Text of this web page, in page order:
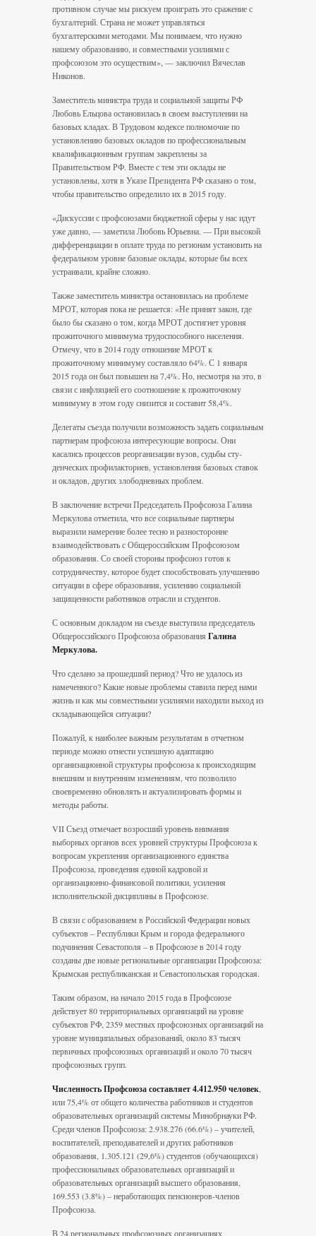
противном случае мы рискуем проиграть это сражение с
бухгалтерий. Страна не мо­жет управляться
бухгалтерскими мето­дами. Мы понимаем, что нужно
нашему образованию, и совместными усилиями с
профсоюзом это осуществим», — заключил Вячеслав
Никонов.
Заместитель министра труда и социальной защиты РФ
Любовь Ельцова остановилась в своем выступлении на
базовых кладах. В Трудовом кодексе полномочие по
установлению базовых окладов по профес­сиональным
квалификационным группам закреплены за
Правительством РФ. Вместе с тем эти оклады не
установлены, хотя в Указе Президента РФ сказано о том,
чтобы правительство определило их в 2015 году.
«Дискуссии с профсоюзами бюджетной сферы у нас идут
уже давно, — заметила Любовь Юрьевна. — При высокой
диффе­ренциации в оплате труда по регионам установить на
федеральном уровне базо­вые оклады, которые бы всех
устраивали, крайне сложно.
Также заместитель министра останови­лась на проблеме
МРОТ, которая пока не решается: «Не принят закон, где
было бы сказано о том, когда МРОТ достигнет уровня
прожиточного минимума трудоспособного населения.
Отмечу, что в 2014 году отно­шение МРОТ к
прожиточному минимуму составляло 64%. С 1 января
2015 года он был повышен на 7,4%. Но, несмотря на это, в
связи с инфляцией его соотношение к про­житочному
минимуму в этом году снизится и составит 58,4%.
Делегаты съезда получили возможность задать социальным
партнерам профсоюза интересующие вопросы. Они
касались процессов реорганизации вузов, судьбы сту­
денческих профилакториев, установления базовых ставок
и окладов, других злобо­дневных проблем.
В заключение встречи Председатель Профсоюза Галина
Меркулова отметила, что все социальные партнеры
выразили намерение более тесно и разносторонне
взаимодействовать с Общероссийским Профсоюзом
образования. Со своей сто­роны профсоюз готов к
сотрудничеству, которое будет способствовать улучшению
ситуации в сфере образования, усилению социальной
защищенности работников отрасли и студентов.
С основным докладом на съезде выступила председатель
Общероссийского Профсоюза образованияГалина
Меркулова.
Что сделано за прошедший период? Что не удалось из
намеченного? Какие новые проблемы ставила перед нами
жизнь и как мы совместными усилиями находили выход из
складывающейся ситуации?
Пожалуй, к наиболее важным результа­там в отчетном
периоде можно отнести успешную адаптацию
организационной структуры профсоюза к происходящим
внешним и внутренним изменениям, что позволило
своевременно обновлять и ак­туализировать формы и
методы работы.
VII Съезд отмечает возросший уровень внимания
выборных органов всех уровней структуры Профсоюза к
вопросам укрепления организационного единства
Профсоюза, проведения единой кадровой и
организационно-финансовой политики, усиления
исполнительской дисциплины в Профсоюзе.
В связи с образованием в Российской Федерации новых
субъектов – Республики Крым и города федерального
подчинения Севастополя – в Профсоюзе в 2014 году
созданы две новые региональные организации Профсоюза:
Крымская республиканская и Севастопольская городская.
Таким образом, на начало 2015 года в Профсоюзе
действует 80 территориальных организаций на уровне
субъектов РФ, 2359 местных профсоюзных организаций на
уровне муниципальных образований, около 83 тысяч
первичных профсоюзных организаций и около 70 тысяч
профсоюзных групп.
Численность Профсоюза составляет 4.412.950 человек,
или 75,4% от общего количества работников и студентов
образовательных организаций системы Минобрнауки РФ.
Среди членов Профсоюза: 2.938.276 (66.6%) – учителей,
воспитателей, преподавателей и других работников
образования, 1.305.121 (29,6%) студентов (обучающихся)
профессиональных образовательных организаций и
образовательных организаций высшего образования,
169.553 (3.8%) – неработающих пенсионеров-членов
Профсоюза.
В 24 региональных профсоюзных организациях